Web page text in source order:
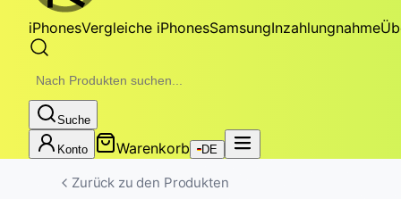
iPhonesVergleiche iPhonesSamsungInzahlungnahme
Suche
Konto Warenkorb DE
Zurück zu den Produkten